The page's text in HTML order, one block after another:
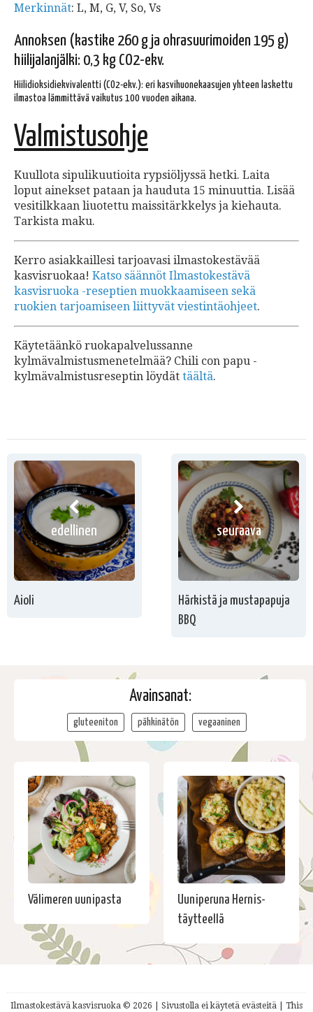
Merkinnät: L, M, G, V, So, Vs
Annoksen (kastike 260 g ja ohrasuurimoiden 195 g)
hiilijalanjälki: 0,3 kg CO2-ekv.
Hiilidioksidiekvivalentti (CO2-ekv.): eri kasvihuonekaasujen yhteen laskettu
ilmastoa lämmittävä vaikutus 100 vuoden aikana.
Valmistusohje
Kuullota sipulikuutioita rypsiöljyssä hetki. Laita
loput ainekset pataan ja hauduta 15 minuuttia. Lisää
vesitilkkaan liuotettu maissitärkkelys ja kiehauta.
Tarkista maku.
Kerro asiakkaillesi tarjoavasi ilmastokestävää
kasvisruokaa! Katso säännöt Ilmastokestävä
kasvisruoka -reseptien muokkaamiseen sekä
ruokien tarjoamiseen liittyvät viestintäohjeet.
Käytetäänkö ruokapalvelussanne
kylmävalmistusmenetelmää? Chili con papu -
kylmävalmistusreseptin löydät täältä.
edellinen
Aioli
seuraava
Härkistä ja mustapapuja
BBQ
Avainsanat:
gluteeniton pähkinätön vegaaninen
Välimeren uunipasta
Uuniperuna Hernis-
täytteellä
Ilmastokestävä kasvisruoka © 2026 | Sivustolla ei käytetä evästeitä | This